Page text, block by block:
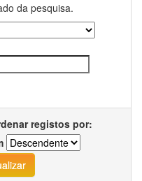
da pesquisa.
registos por: